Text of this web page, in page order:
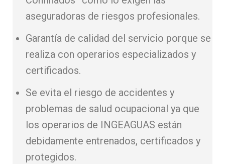
aseguradoras de riesgos profesionales.
Garantía de calidad del servicio porque se
realiza con operarios especializados y
certificados.
Se evita el riesgo de accidentes y
problemas de salud ocupacional ya que
los operarios de INGEAGUAS están
debidamente entrenados, certificados y
protegidos.